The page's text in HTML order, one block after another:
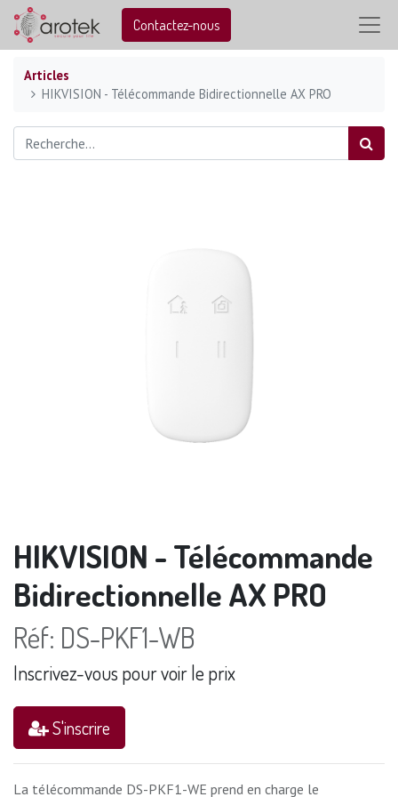
Contactez-nous
Articles
HIKVISION - Télécommande Bidirectionnelle AX PRO
HIKVISION - Télécommande
Bidirectionnelle AX PRO
Réf: DS-PKF1-WB
Inscrivez-vous pour voir le prix
S'inscrire
La télécommande DS-PKF1-WE prend en charge le